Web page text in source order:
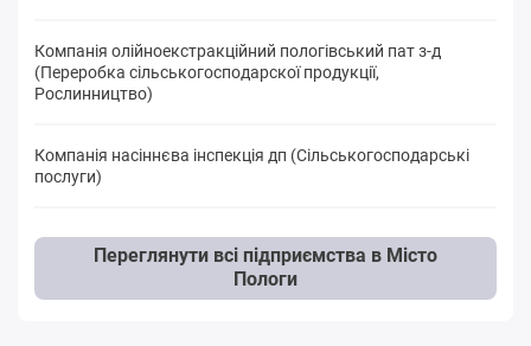
Компанія олійноекстракційний пологівський пат з-д
(Переробка cільськогосподарскої продукції,
Рослинництво)
Компанія насіннєва інспекція дп (Сільськогосподарські
послуги)
Переглянути всі підприємства в Місто
Пологи